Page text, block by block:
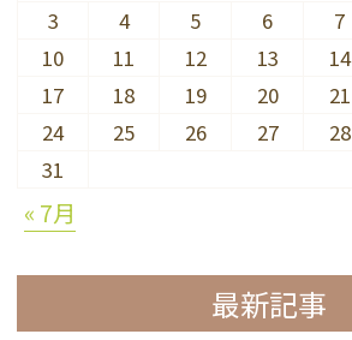
3
4 5 6 7
10
11 12 13 14
17
18 19 20 21
24
25 26 27 28
31
« 7月
最新記事